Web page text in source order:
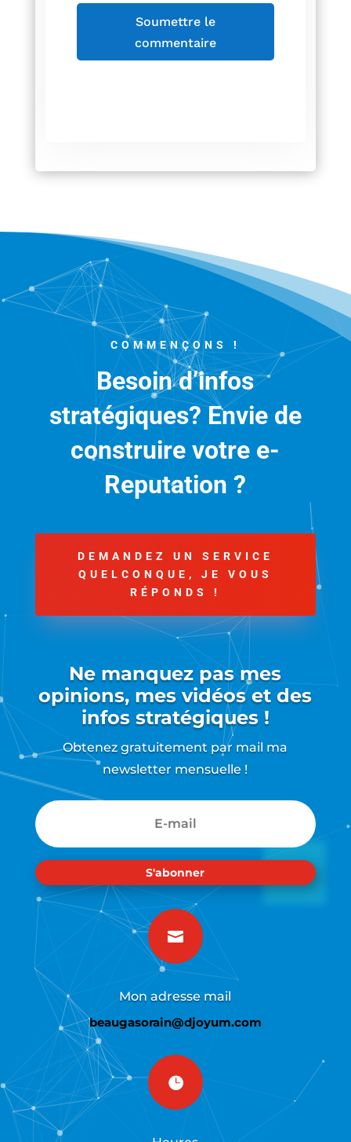
Soumettre le
commentaire
COMMENÇONS !
Besoin d’infos
stratégiques? Envie de
construire votre e-
Reputation ?
DEMANDEZ UN SERVICE
QUELCONQUE, JE VOUS
RÉPONDS !
Ne manquez pas mes
opinions, mes vidéos et des
infos stratégiques !
Obtenez gratuitement par mail ma
newsletter mensuelle !
S'abonner

Mon adresse mail
beaugasorain@djoyum.com
